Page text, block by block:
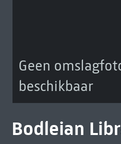
Geen
beschikbaar
Bodleian